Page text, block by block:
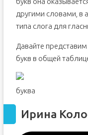
другими словами, в
типа слога для
Давайте
букв в общей
буква
Ирина